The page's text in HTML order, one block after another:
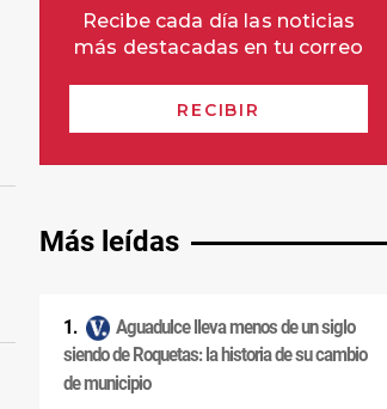
Más leídas
Aguadulce lleva menos de un siglo
siendo de Roquetas: la historia de su cambio
de municipio